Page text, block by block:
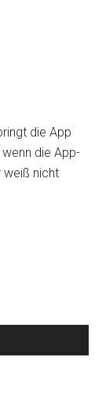
die App
die App-
weiß nicht